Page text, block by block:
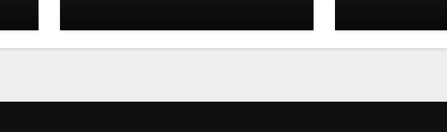
Opciones y condiciones en
Online: